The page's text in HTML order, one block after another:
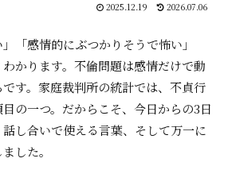
2025.12.19 2026.07.06
「感情的にぶつかりそうで怖い」
かります。不倫問題は感情だけで動
す。家庭裁判所の統計では、不貞行
の一つ。だからこそ、今日からの3日
し合いで使える言葉、そして万一に
した。